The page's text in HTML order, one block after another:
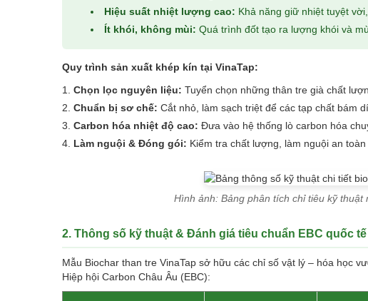
Hiệu suất nhiệt lượng cao: Khả năng giữ nhiệt tuyệt
Ít khói, không mùi: Quá trình đốt tạo ra lượng khói và
Quy trình sản xuất khép kín tại VinaTap:
Chọn lọc nguyên liệu: Tuyển chọn những thân tre già chất
Chuẩn bị sơ chế: Cắt nhỏ, làm sạch triệt để các tạp chất bám
Carbon hóa nhiệt độ cao: Đưa vào hệ thống lò carbon hóa
Làm nguội & Đóng gói: Kiểm tra chất lượng, làm nguội an
Hình ảnh: Bảng phân tích chỉ tiêu kỹ
2. Thông số kỹ thuật & Đánh giá tiêu chuẩn EBC quốc tế
Mẫu Biochar than tre VinaTap sở hữu các chỉ số vật lý – hóa học
Hiệp hội Carbon Châu Âu (EBC):